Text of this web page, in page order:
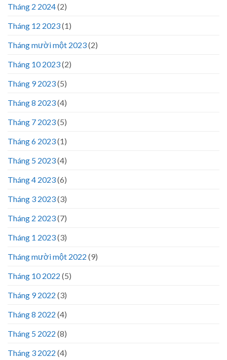
Tháng 2 2024(2)
Tháng 12 2023(1)
Tháng mười một 2023(2)
Tháng 10 2023(2)
Tháng 9 2023(5)
Tháng 8 2023(4)
Tháng 7 2023(5)
Tháng 6 2023(1)
Tháng 5 2023(4)
Tháng 4 2023(6)
Tháng 3 2023(3)
Tháng 2 2023(7)
Tháng 1 2023(3)
Tháng mười một 2022 (9)
Tháng 10 2022 (5)
Tháng 9 2022 (3)
Tháng 8 2022 (4)
Tháng 5 2022 (8)
Tháng 3 2022 (4)